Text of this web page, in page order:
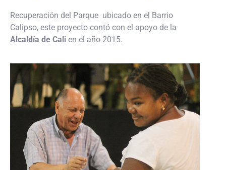
Recuperación del Parque ubicado en el Barrio
Calipso, este proyecto contó con el apoyo de la
Alcaldía de Cali en el año 2015.